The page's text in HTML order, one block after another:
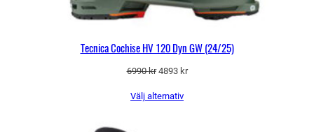
Tecnica Cochise HV 120 Dyn GW (24/25)
6990kr Det
priset
4893 krDet
Välj alternativ